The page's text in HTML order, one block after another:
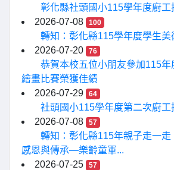
彰化縣社頭國小115學年度廚工
2026-07-08
100
轉知：彰化縣115學年度學生
2026-07-20
76
恭賀本校五位小朋友參加115年
繪畫比賽榮獲佳績
2026-07-29
64
社頭國小115學年度第二次廚工
2026-07-08
57
轉知：彰化縣115年親子走一走
感恩與傳承—樂齡童軍...
2026-07-25
57